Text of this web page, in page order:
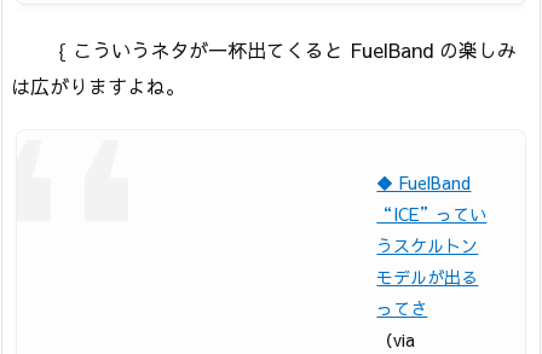
｛ こういうネタが一杯出てくると FuelBand の楽しみ
は広がりますよね。
◆ FuelBand
“ICE”ってい
うスケルトン
モデルが出る
ってさ
（via